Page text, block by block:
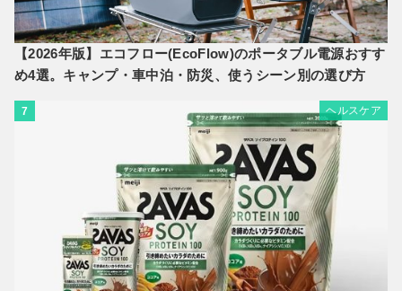
【2026年版】エコフロー(EcoFlow)のポータブル電源おすす
め4選。キャンプ・車中泊・防災、使うシーン別の選び方
7 ヘルスケア